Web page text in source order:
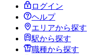
ログイン
ヘルプ
エリアから探す
駅から探す
職種から探す